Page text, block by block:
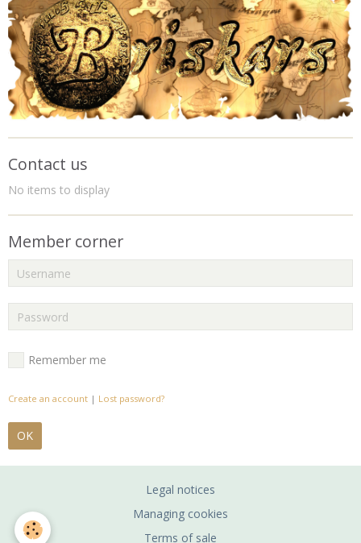
Contact us
No items to display
Member corner
Remember me
Create an account | Lost password?
OK
Legal notices
Managing cookies
Terms of sale